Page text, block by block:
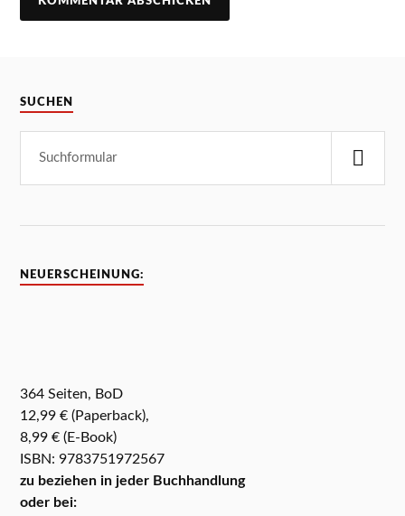
SUCHEN
NEUERSCHEINUNG:
364 Seiten, BoD
12,99 € (Paperback),
8,99 € (E-Book)
ISBN: 9783751972567
zu beziehen in jeder Buchhandlung
oder bei: